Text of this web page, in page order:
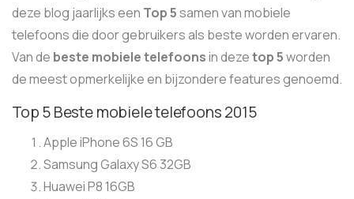
deze blog jaarlijks een Top 5samen van mobiele
telefoons die door gebruikers als beste worden ervaren.
Van de beste mobiele telefoonsin dezetop 5worden
de meest opmerkelijke en bijzondere features genoemd.
Top 5 Beste mobiele telefoons 2015
Apple iPhone 6S 16 GB
Samsung Galaxy S6 32GB
Huawei P8 16GB